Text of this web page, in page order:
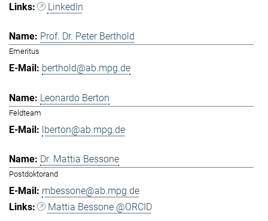
LinkedIn
Prof. Dr. Peter Berthold
Emeritus
berthold@ab.mpg.de
Leonardo Berton
Feldteam
lberton@ab.mpg.de
Dr. Mattia Bessone
Postdoktorand
mbessone@ab.mpg.de
Mattia Bessone @ORCID